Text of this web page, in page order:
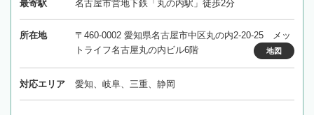
最寄駅 名古屋市営地下鉄「丸の内駅」徒歩2分
所在地
〒460-0002 愛知県名古屋市中区丸の内2-20-25 メッ
トライフ名古屋丸の内ビル6階
地図
対応エリア 愛知、岐阜、三重、静岡